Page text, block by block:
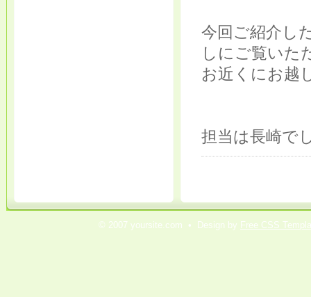
今回ご紹介し
しにご覧いた
お近くにお越
担当は長崎で
© 2007 yoursite.com • Design by Free CSS